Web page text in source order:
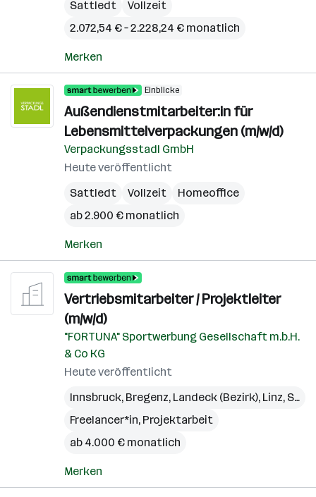
Sattledt
Vollzeit
2.072,54 € – 2.228,24 € monatlich
Merken
Einblicke
Außendienstmitarbeiter:in für
Lebensmittelverpackungen (m/w/d)
Verpackungsstadl GmbH
Heute veröffentlicht
Sattledt
Vollzeit
Homeoffice
ab 2.900 € monatlich
Merken
Vertriebsmitarbeiter / Projektleiter
(m/w/d)
"FORTUNA" Sportwerbung Gesellschaft m.b.H.
& Co KG
Heute veröffentlicht
Innsbruck, Bregenz, Landeck (Bezirk), Linz, St. Pölten
Freelancer*in, Projektarbeit
ab 4.000 € monatlich
Merken